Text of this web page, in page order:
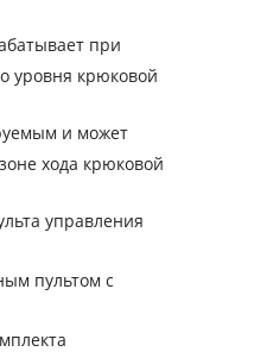
при
уровня крюковой
и может
хода крюковой
управления
пультом с